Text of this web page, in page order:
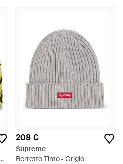
208 €
Supreme
Berretto Tinto - Grigio